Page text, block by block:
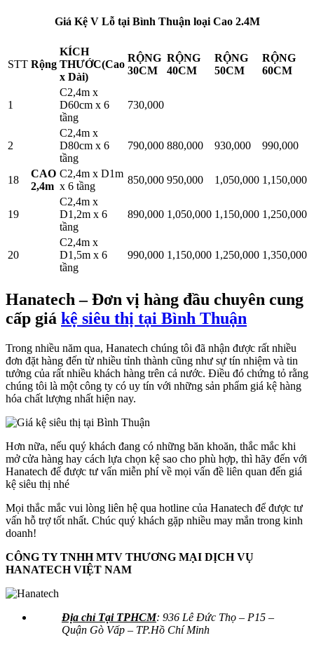
Giá Kệ V Lỗ tại Bình Thuận loại Cao 2.4M
STT Rộng
KÍCH
THƯỚC(Cao
x Dài)
RỘNG
30CM
RỘNG
40CM
RỘNG
50CM
RỘNG
60CM
1
CAO
2,4m
C2,4m x
D60cm x 6
tầng
730,000
2
C2,4m x
D80cm x 6
tầng
790,000 880,000 930,000 990,000
18
C2,4m x D1m
x 6 tầng
850,000 950,000 1,050,000 1,150,000
19
C2,4m x
D1,2m x 6
tầng
890,000 1,050,000 1,150,000 1,250,000
20
C2,4m x
D1,5m x 6
tầng
990,000 1,150,000 1,250,000 1,350,000
Hanatech – Đơn vị hàng đầu chuyên cung
cấp giá kệ siêu thị tại Bình Thuận
Trong nhiều năm qua, Hanatech chúng tôi đã nhận được rất nhiều
đơn đặt hàng đến từ nhiều tỉnh thành cũng như sự tín nhiệm và tin
tưởng của rất nhiều khách hàng trên cả nước. Điều đó chứng tỏ rằng
chúng tôi là một công ty có uy tín với những sản phẩm giá kệ hàng
hóa chất lượng nhất hiện nay.
Hơn nữa, nếu quý khách đang có những băn khoăn, thắc mắc khi
mở cửa hàng hay cách lựa chọn kệ sao cho phù hợp, thì hãy đến với
Hanatech để được tư vấn miễn phí về mọi vấn đề liên quan đến giá
kệ siêu thị nhé
Mọi thắc mắc vui lòng liên hệ qua hotline của Hanatech để được tư
vấn hỗ trợ tốt nhất. Chúc quý khách gặp nhiều may mắn trong kinh
doanh!
CÔNG TY TNHH MTV THƯƠNG MẠI DỊCH VỤ
HANATECH VIỆT NAM
Địa chỉ Tại TPHCM: 936 Lê Đức Thọ – P15 –
Quận Gò Vấp – TP.Hồ Chí Minh